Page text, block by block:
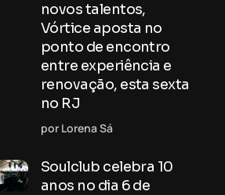
novos talentos,
Vórtice aposta no
ponto de encontro
entre experiência e
renovação, esta sexta
no RJ
por Lorena Sá
Soulclub celebra 10
anos no dia 6 de